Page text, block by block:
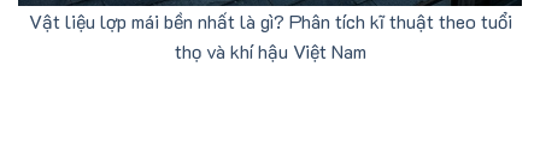
Vật liệu lợp mái bền nhất là gì? Phân tích kĩ thuật theo tuổi
thọ và khí hậu Việt Nam